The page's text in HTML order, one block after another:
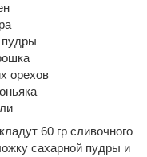
пудры
орехов
60 гр сливочного
сахарной пудры и